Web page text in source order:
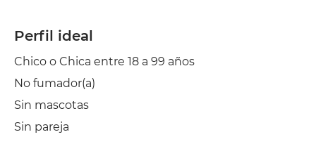
Perfil ideal
Chico o Chica entre 18 a 99 años
No fumador(a)
Sin mascotas
Sin pareja